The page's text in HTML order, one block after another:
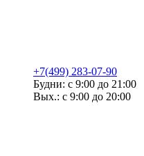
+7(499) 283-07-90
Будни: с 9:00 до 21:00
Вых.: с 9:00 до 20:00